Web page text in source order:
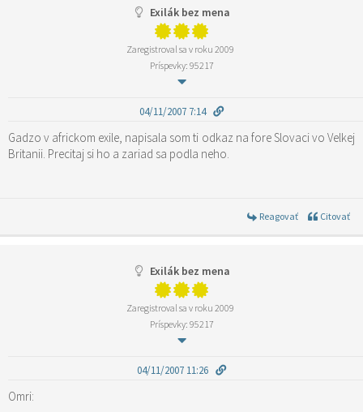
Exilák bez mena
Zaregistroval sa v roku 2009
Príspevky: 95217
04/11/2007 7:14
Gadzo v africkom exile, napisala som ti odkaz na fore Slovaci vo Velkej
Britanii. Precitaj si ho a zariad sa podla neho.
Reagovať Citovať
Exilák bez mena
Zaregistroval sa v roku 2009
Príspevky: 95217
04/11/2007 11:26
Omri: